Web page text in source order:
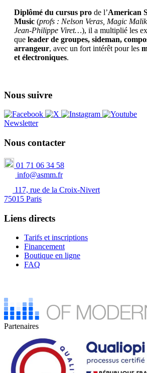
Diplômé du cursus pro de l’American
Music (profs : Nelson Veras, Magic
Jean-Philippe Viret…), il a multiplié les
que leader de groupes, sideman,
arrangeur, avec un fort intérêt pour les
et électroniques.
Nous suivre
Newsletter
Nous contacter
01 71 06 34 58
info@asmm.fr
117, rue de la Croix-Nivert
75015 Paris
Liens directs
Tarifs et inscriptions
Financement
Boutique en ligne
FAQ
Partenaires